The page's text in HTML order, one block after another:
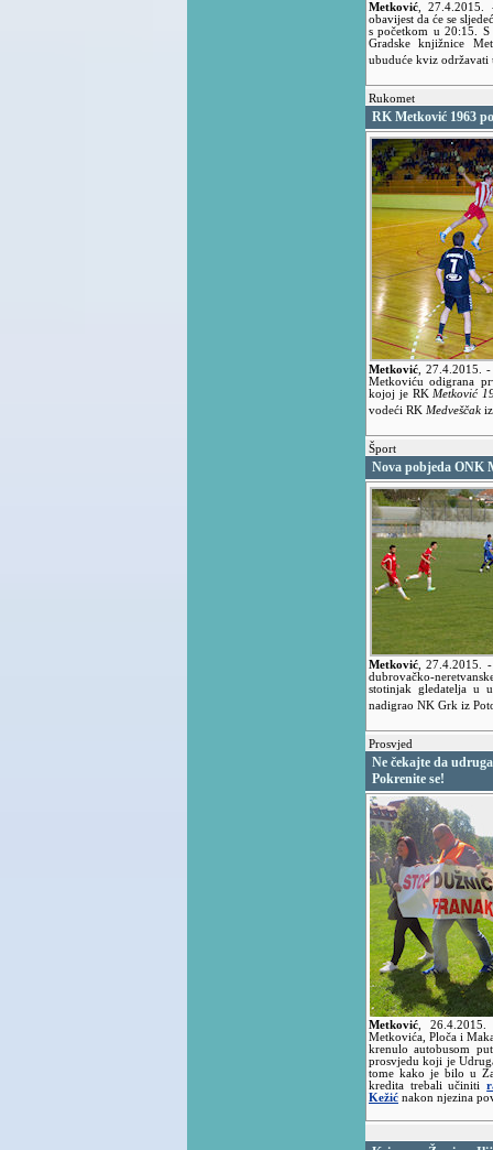
Metković ,27.4.2015.
obavijest da će se
s početkom u 20:15. S
Gradske knjižnice
ubuduće kviz
Rukomet
RK Metković 1963
Metković 27.4.2015. -
Metkoviću odigrana
kojoj je RK Metković
vodeći RK Medveščak
Šport
Nova pobjeda ONK
Metković ,27.4.2015.
dubrovačko-
stotinjak gledatelja u
nadigrao NK Grk iz
Prosvjed
Ne čekajte da
Pokrenite se!
Metković ,
Metkovića, Ploča i
krenulo autobusom
prosvjedu koji je
tome kako je bilo u
kredita trebali učiniti
Kežić nakon njezina